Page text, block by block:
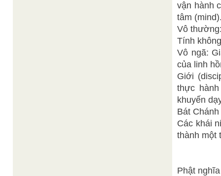
vận hành
tâm
Vô
Tính
Vô ngã:
của linh
Giới
thực
khuyến
Bát
Các khái
thành một
Phật